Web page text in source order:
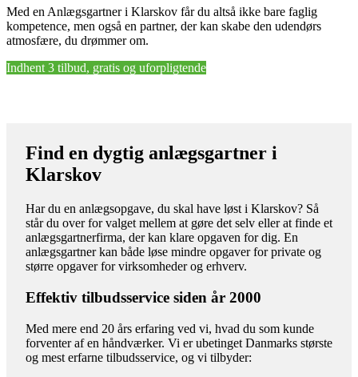
Med en Anlægsgartner i Klarskov får du altså ikke bare faglig
kompetence, men også en partner, der kan skabe den udendørs
atmosfære, du drømmer om.
Indhent 3 tilbud, gratis og uforpligtende
Find en dygtig anlægsgartner i
Klarskov
Har du en anlægsopgave, du skal have løst i Klarskov? Så
står du over for valget mellem at gøre det selv eller at finde et
anlægsgartnerfirma, der kan klare opgaven for dig. En
anlægsgartner kan både løse mindre opgaver for private og
større opgaver for virksomheder og erhverv.
Effektiv tilbudsservice siden år 2000
Med mere end 20 års erfaring ved vi, hvad du som kunde
forventer af en håndværker. Vi er ubetinget Danmarks største
og mest erfarne tilbudsservice, og vi tilbyder: